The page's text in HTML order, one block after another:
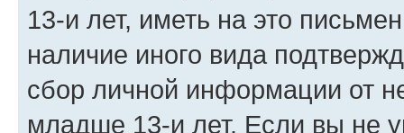
13-и лет, иметь на это
наличие иного вида
сбор личной информации от
младше 13-и лет. Если вы не